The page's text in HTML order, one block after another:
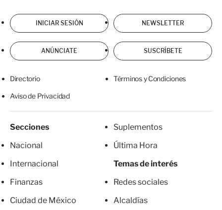
INICIAR SESIÓN NEWSLETTER
ANÚNCIATE SUSCRÍBETE
Directorio Términos y Condiciones
Aviso de Privacidad
Secciones
Nacional
Internacional
Finanzas
Ciudad de México
Suplementos
Última Hora
Temas de interés
Redes sociales
Alcaldías